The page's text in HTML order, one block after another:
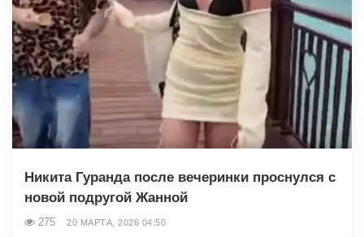
Никита Гуранда после вечеринки проснулся с
новой подругой Жанной
275 20 МАРТА, 2026 04:50